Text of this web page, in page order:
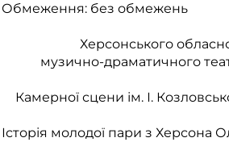
Обмеження: без обмежень
Херсонського
музично-драматичного
Камерної сцени ім. І.
Історія молодої пари з Херсона